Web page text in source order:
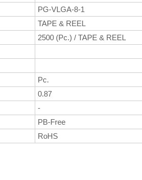
PG-VLGA-8-1
TAPE & REEL
2500 (Pc.) / TAPE & REEL
Pc.
0.87
-
PB-Free
RoHS